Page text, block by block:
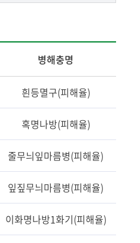
병해충명
흰등멸구(피해율)
혹명나방(피해율)
줄무늬잎마름병(피해율)
잎짚무늬마름병(피해율)
이화명나방1화기(피해율)